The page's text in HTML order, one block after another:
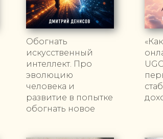
Обогнать
искусственный
интеллект. Про
эволюцию
человека и
развитие в попытке
обогнать новое